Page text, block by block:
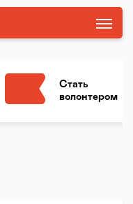
Стать
волонтером